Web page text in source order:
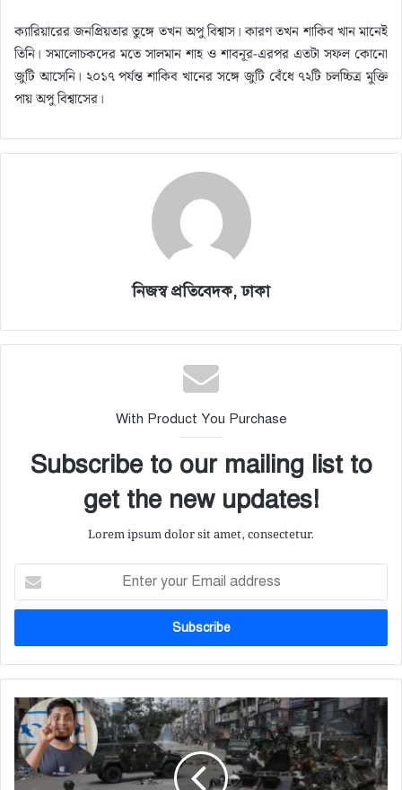
ক্যারিয়ারের জনপ্রিয়তার তুঙ্গে তখন অপু বিশ্বাস। কারণ তখন শাকিব খান মানেই
তিনি। সমালোচকদের মতে সালমান শাহ ও শাবনূর-এরপর এতটা সফল কোনো
জুটি আসেনি। ২০১৭ পর্যন্ত শাকিব খানের সঙ্গে জুটি বেঁধে ৭২টি চলচ্চিত্র মুক্তি
পায় অপু বিশ্বাসের।
নিজস্ব প্রতিবেদক, ঢাকা
With Product You Purchase
Subscribe to our mailing list to
get the new updates!
Lorem ipsum dolor sit amet, consectetur.
t
r
y
u
r
E
m
a
হা
স
না
তে
র